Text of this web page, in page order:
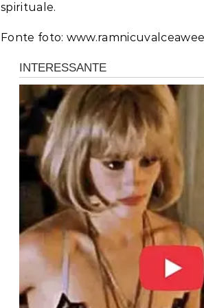
spirituale.
Fonte foto: